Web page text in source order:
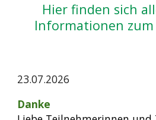
Hier finden sich
Informationen
23.07.2026
Danke